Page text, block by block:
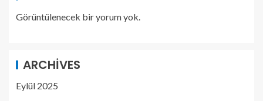
Görüntülenecek bir yorum yok.
ARCHIVES
Eylül 2025